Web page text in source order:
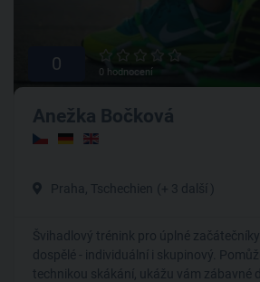
0 0 hodnocení
Anežka Bočková
Praha, Tschechien (+ 3 další )
Švihadlový trénink pro úplné
dospělé - individuální i skupinový.
technikou skákání, ukážu vám zábavné